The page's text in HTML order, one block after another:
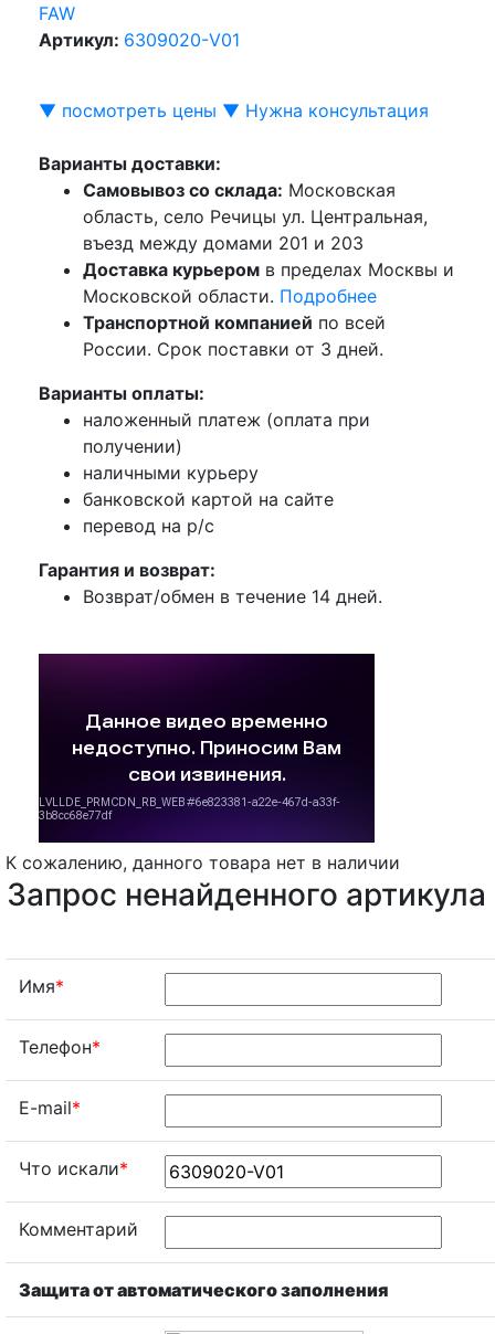
FAW
Артикул: 6309020-V01
▼ посмотреть цены ▼ Нужна консультация
Варианты доставки:
Самовывоз со склада: Московская
область, село Речицы ул. Центральная,
въезд между домами 201 и 203
Доставка курьером в пределах Москвы и
Московской области. Подробнее
Транспортной компанией по всей
России. Срок поставки от 3 дней.
Варианты оплаты:
наложенный платеж (оплата при
получении)
наличными курьеру
банковской картой на сайте
перевод на р/с
Гарантия и возврат:
Возврат/обмен в течение 14 дней.
К сожалению, данного товара нет в наличии
Запрос ненайденного артикула
Имя*
Телефон*
E-mail*
Что искали*
Комментарий
Защита от автоматического заполнения